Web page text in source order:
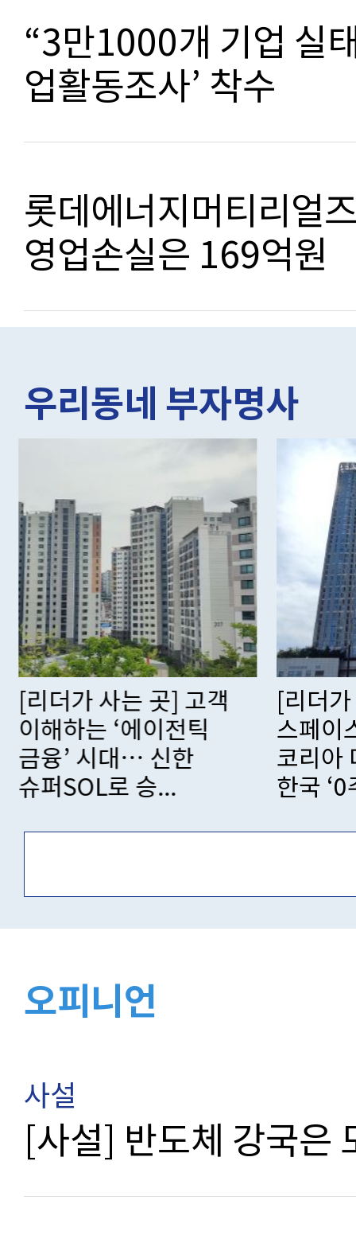
“3만1000개 기업 실
업활동조사’ 착수
롯데에너지머티리얼
영업손실은 169억원
우리동네 부자명사
[리더가 사는 곳] 고객
이해하는 ‘에이전틱
금융’ 시대… 신한
슈퍼SOL로 승...
[리더
스페이
코리아
한국 ‘0
오피니언
사설
[사설] 반도체 강국은